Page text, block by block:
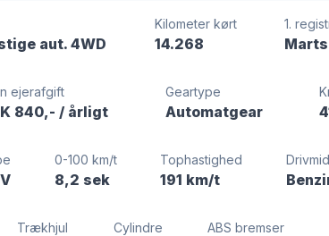
aut. 4WD
Kilometer kørt
14.268
1.
ejerafgift
840,- / årligt
Geartype
Automatgear
0-100 km/t
8,2 sek
Tophastighed
191 km/t
Trækhjul Cylindre ABS bremser